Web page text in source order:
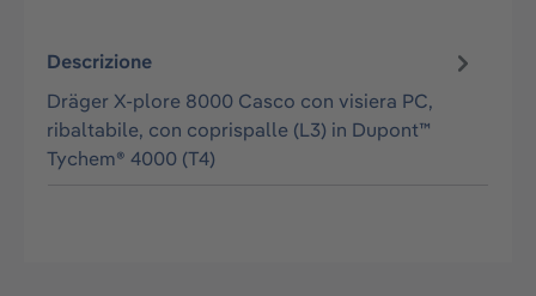
Descrizione
Dräger X-plore 8000 Casco con visiera PC,
ribaltabile, con coprispalle (L3) in Dupont™
Tychem® 4000 (T4)